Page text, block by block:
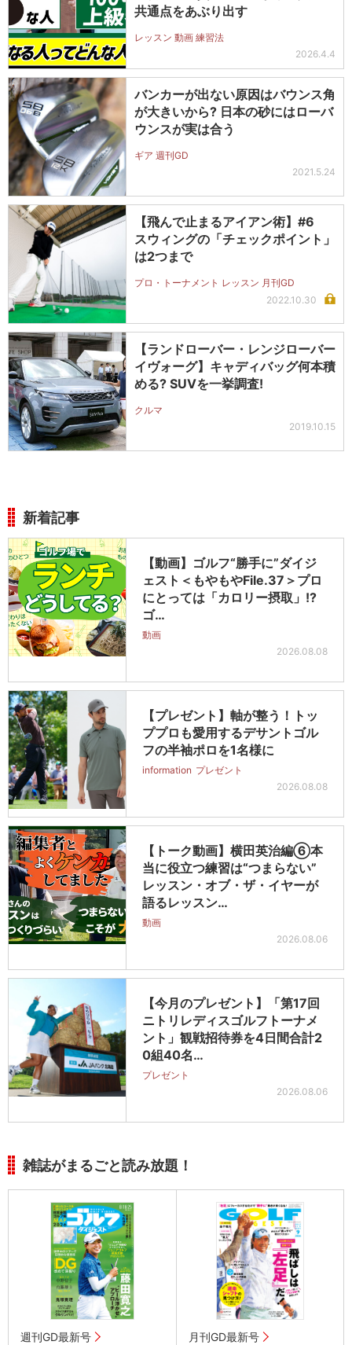
共通点をあぶり出す
レッスン 動画 練習法
2026.4.4
バンカーが出ない原因はバウンス角
が大きいから? 日本の砂にはローバ
ウンスが実は合う
ギア 週刊GD
2021.5.24
【飛んで止まるアイアン術】#6
スウィングの「チェックポイント」
は2つまで
プロ・トーナメント レッスン 月刊GD
2022.10.30
【ランドローバー・レンジローバー
イヴォーグ】キャディバッグ何本積
める? SUVを一挙調査!
クルマ
2019.10.15
新着記事
【動画】ゴルフ“勝手に”ダイジ
ェスト＜もやもやFile.37＞プロ
にとっては「カロリー摂取」!?
ゴ…
動画
2026.08.08
【プレゼント】軸が整う！トッ
ププロも愛用するデサントゴル
フの半袖ポロを1名様に
information プレゼント
2026.08.08
【トーク動画】横田英治編⑥本
当に役立つ練習は“つまらない”
レッスン・オブ・ザ・イヤーが
語るレッスン…
動画
2026.08.06
【今月のプレゼント】「第17回
ニトリレディスゴルフトーナメ
ント」観戦招待券を4日間合計2
0組40名…
プレゼント
2026.08.06
雑誌がまるごと読み放題！
週刊GD最新号 月刊GD最新号